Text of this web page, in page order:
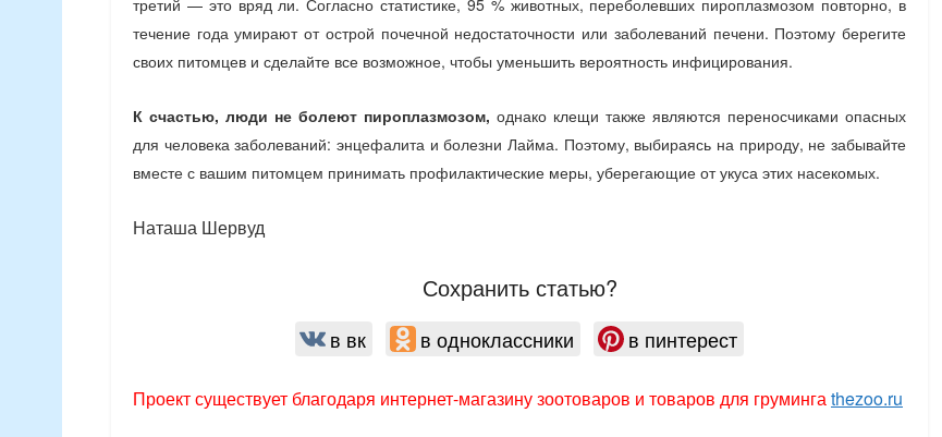
течение года умирают от острой почечной недостаточности или заболеваний печени. Поэтому берегите
своих питомцев и сделайте все возможное, чтобы уменьшить вероятность инфицирования.
К счастью, люди не болеют пироплазмозом, однако клещи также являются переносчиками опасных
для человека заболеваний: энцефалита и болезни Лайма. Поэтому, выбираясь на природу, не забывайте
вместе с вашим питомцем принимать профилактические меры, уберегающие от укуса этих насекомых.
Наташа Шервуд
Сохранить статью?
в вк в одноклассники в пинтерест
Проект существует благодаря интернет-магазину зоотоваров и товаров для груминга thezoo.ru